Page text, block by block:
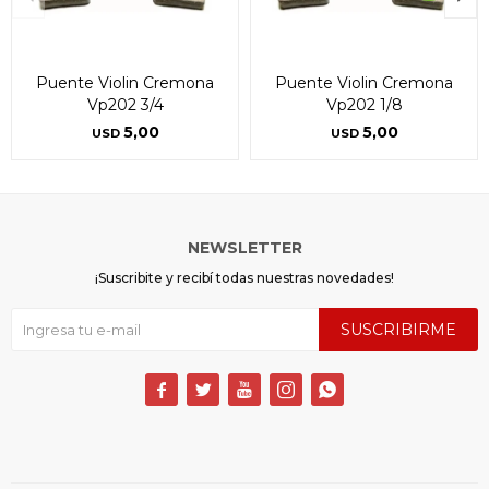
Puente Violin Cremona
Vp202 3/4
USD 5,00
Puente Violin Cremona
Vp202 1/8
USD 5,00
NEWSLETTER
¡Suscribite y recibí todas nuestras novedades!
SUSCRIBIRME
    